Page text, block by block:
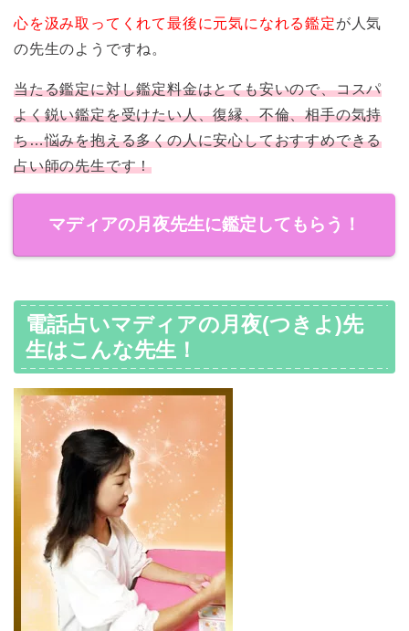
心を汲み取ってくれて最後に元気になれる鑑定が人気
の先生のようですね。
当たる鑑定に対し鑑定料金はとても安いので、コスパ
よく鋭い鑑定を受けたい人、復縁、不倫、相手の気持
ち…悩みを抱える多くの人に安心しておすすめできる
占い師の先生です！
マディアの月夜先生に鑑定してもらう！
電話占いマディアの月夜(つきよ)先
生はこんな先生！